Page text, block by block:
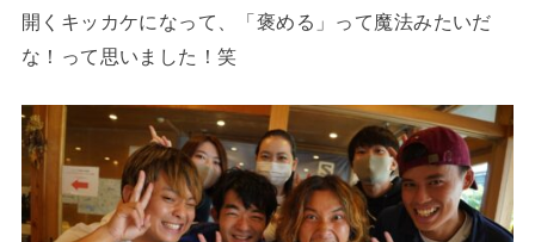
開くキッカケになって、「褒める」って魔法みたいだ
な！って思いました！笑